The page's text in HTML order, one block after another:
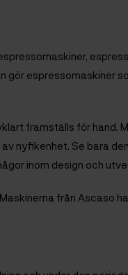
gör espressomaskiner
framställs för hand.
nyfikenhet. Se bara
inom design och
från Ascaso